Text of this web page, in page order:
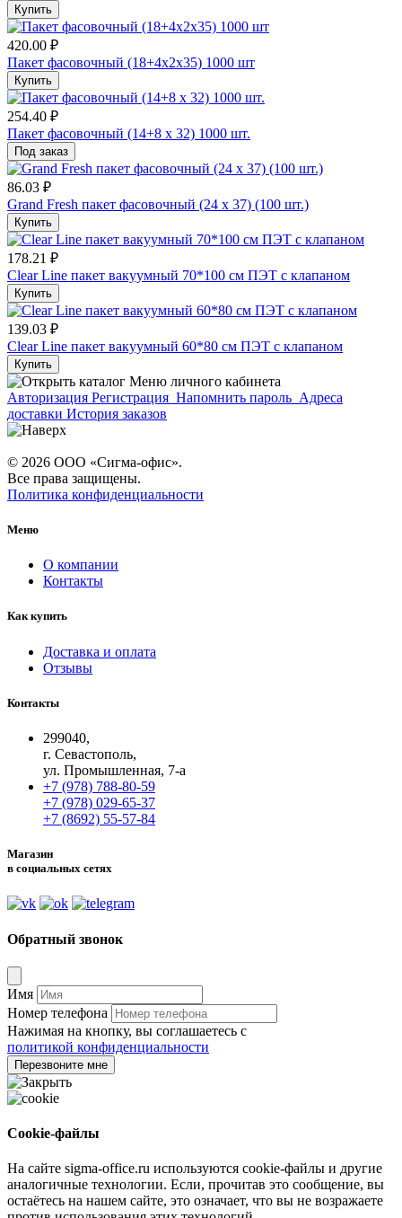
Купить
420.00 ₽
Пакет фасовочный (18+4х2х35) 1000 шт
Купить
254.40 ₽
Пакет фасовочный (14+8 х 32) 1000 шт.
Под заказ
86.03 ₽
Grand Fresh пакет фасовочный (24 х 37) (100 шт.)
Купить
178.21 ₽
Clear Line пакет вакуумный 70*100 см ПЭТ с клапаном
Купить
139.03 ₽
Clear Line пакет вакуумный 60*80 см ПЭТ с клапаном
Купить
Меню личного кабинета
Авторизация Регистрация Напомнить пароль Адреса
доставки История заказов
© 2026 ООО «Сигма-офис».
Все права защищены.
Политика конфиденциальности
Меню
О компании
Контакты
Как купить
Доставка и оплата
Отзывы
Контакты
299040,
г. Севастополь,
ул. Промышленная, 7-а
+7 (978) 788-80-59
+7 (978) 029-65-37
+7 (8692) 55-57-84
Магазин
в социальных сетях
Обратный звонок
Имя
Номер телефона
Нажимая на кнопку, вы соглашаетесь с
политикой конфиденциальности
Перезвоните мне
Cookie-файлы
На сайте sigma-office.ru используются cookie-файлы и другие
аналогичные технологии. Если, прочитав это сообщение, вы
остаётесь на нашем сайте, это означает, что вы не возражаете